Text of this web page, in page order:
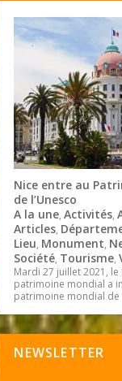
Nice entre au
de l’Unesco
A la une,Activités,
Articles,
Lieu, Monument,
Société, Tourisme,
Mardi 27 juillet 2021,
patrimoine mondial a
patrimoine mondial de
NEWSLETTER